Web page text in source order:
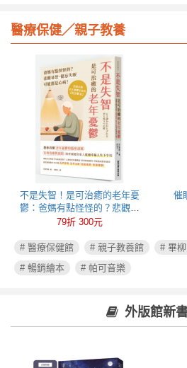
醫療保健╱親子教養
不是失智！是可治癒的老年憂
鬱：爸媽有點怪怪的？悲觀易
怒、健忘失眠可能都是心病！照
79折 300元
催
# 醫療保健館 # 親子教養館 # 畢
# 暢銷繪本
# 帕可音樂
外版館新